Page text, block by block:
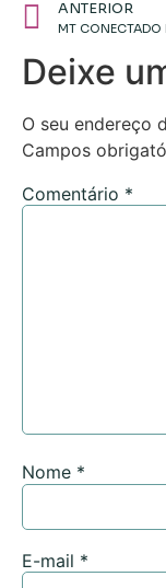
ANTERIOR
Deixe
O seu endereço
Campos
Comentário *
Nome *
E-mail *